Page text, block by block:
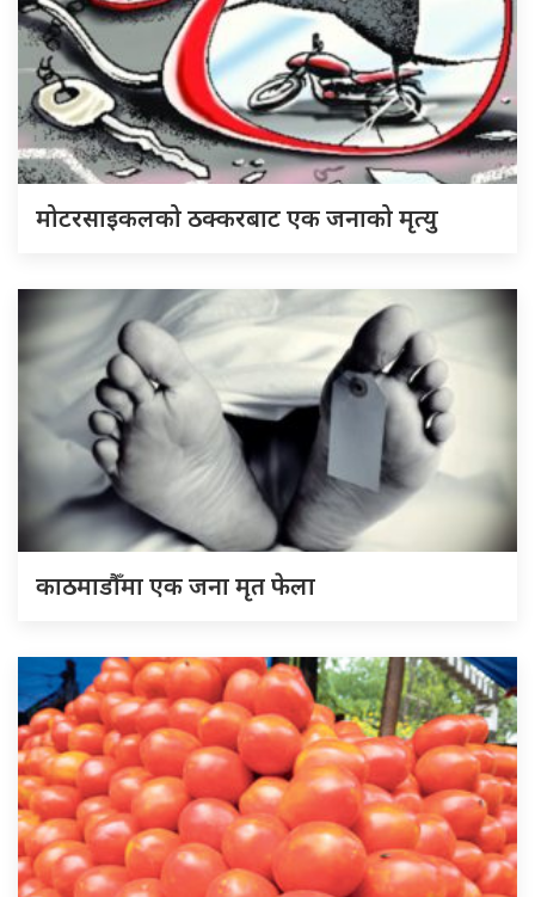
मोटरसाइकलको ठक्करबाट एक जनाको मृत्यु
काठमाडौँमा एक जना मृत फेला